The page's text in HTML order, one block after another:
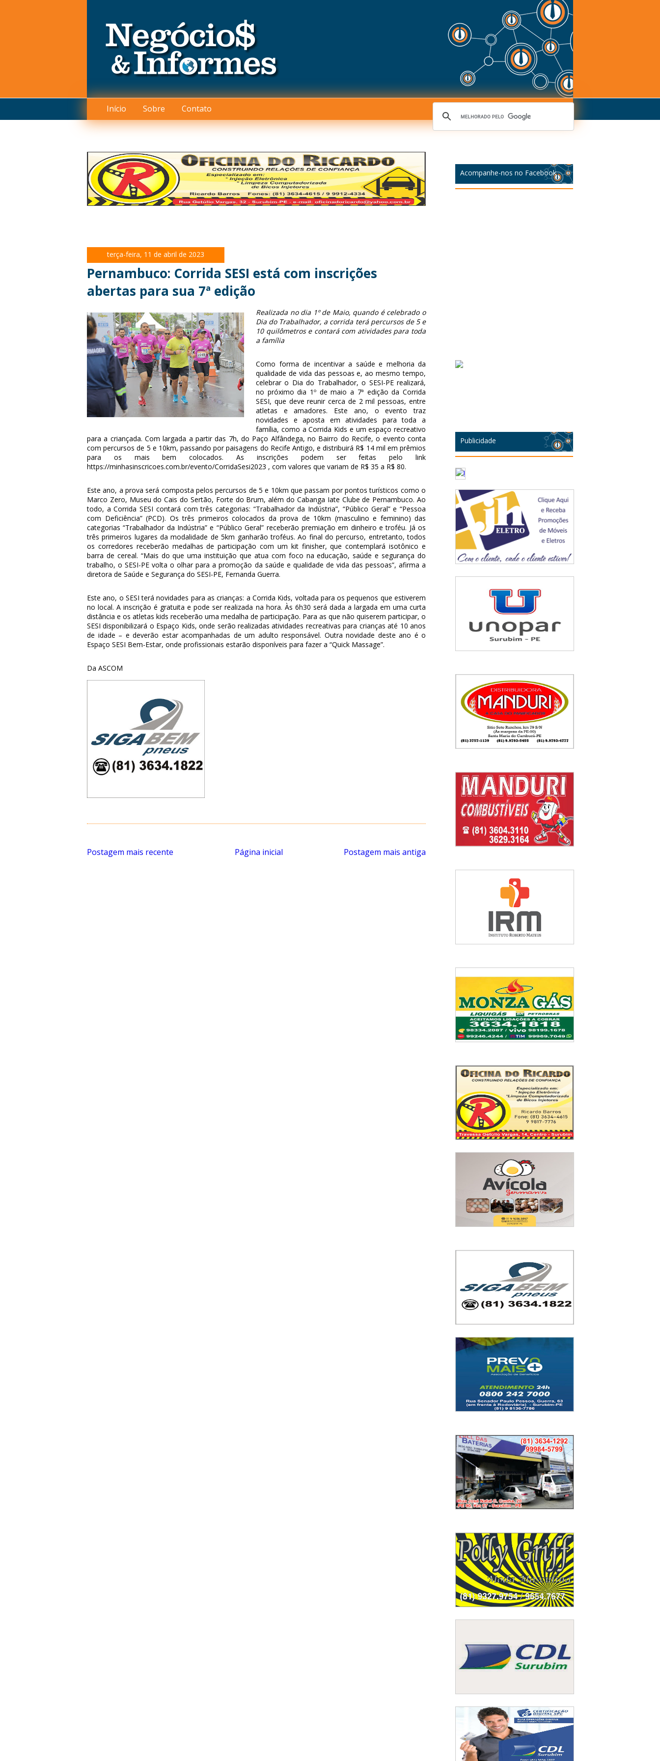
Início Sobre Contato
terça-feira, 11 de abril de 2023
Pernambuco: Corrida SESI está com inscrições
abertas para sua 7ª edição
Realizada no dia 1º de Maio, quando é celebrado o
Dia do Trabalhador, a corrida terá percursos de 5 e
10 quilômetros e contará com atividades para toda
a família
Como forma de incentivar a saúde e melhoria da
qualidade de vida das pessoas e, ao mesmo tempo,
celebrar o Dia do Trabalhador, o SESI-PE realizará,
no próximo dia 1º de maio a 7ª edição da Corrida
SESI, que deve reunir cerca de 2 mil pessoas, entre
atletas e amadores. Este ano, o evento traz
novidades e aposta em atividades para toda a
família, como a Corrida Kids e um espaço recreativo
para a criançada. Com largada a partir das 7h, do Paço Alfândega, no Bairro do Recife, o evento conta
com percursos de 5 e 10km, passando por paisagens do Recife Antigo, e distribuirá R$ 14 mil em prêmios
para os mais bem colocados. As inscrições podem ser feitas pelo link
https://minhasinscricoes.com.br/evento/CorridaSesi2023 , com valores que variam de R$ 35 a R$ 80.
Este ano, a prova será composta pelos percursos de 5 e 10km que passam por pontos turísticos como o
Marco Zero, Museu do Cais do Sertão, Forte do Brum, além do Cabanga Iate Clube de Pernambuco. Ao
todo, a Corrida SESI contará com três categorias: “Trabalhador da Indústria”, “Público Geral” e “Pessoa
com Deficiência” (PCD). Os três primeiros colocados da prova de 10km (masculino e feminino) das
categorias “Trabalhador da Indústria” e “Público Geral” receberão premiação em dinheiro e troféu. Já os
três primeiros lugares da modalidade de 5km ganharão troféus. Ao final do percurso, entretanto, todos
os corredores receberão medalhas de participação com um kit finisher, que contemplará isotônico e
barra de cereal. “Mais do que uma instituição que atua com foco na educação, saúde e segurança do
trabalho, o SESI-PE volta o olhar para a promoção da saúde e qualidade de vida das pessoas”, afirma a
diretora de Saúde e Segurança do SESI-PE, Fernanda Guerra.
Este ano, o SESI terá novidades para as crianças: a Corrida Kids, voltada para os pequenos que estiverem
no local. A inscrição é gratuita e pode ser realizada na hora. Às 6h30 será dada a largada em uma curta
distância e os atletas kids receberão uma medalha de participação. Para as que não quiserem participar, o
SESI disponibilizará o Espaço Kids, onde serão realizadas atividades recreativas para crianças até 10 anos
de idade – e deverão estar acompanhadas de um adulto responsável. Outra novidade deste ano é o
Espaço SESI Bem-Estar, onde profissionais estarão disponíveis para fazer a “Quick Massage”.
Da ASCOM
Postagem mais recente Postagem mais antiga
Página inicial
Acompanhe-nos no Facebook
Publicidade